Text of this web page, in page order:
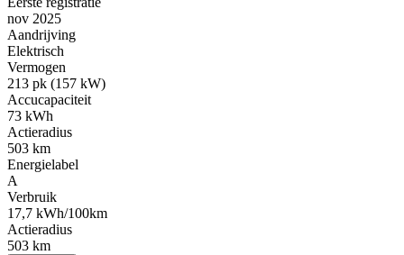
nov 2025
Aandrijving
Elektrisch
Vermogen
213 pk (157 kW)
Accucapaciteit
73 kWh
Actieradius
503 km
Energielabel
A
Verbruik
17,7 kWh/100km
Actieradius
503 km